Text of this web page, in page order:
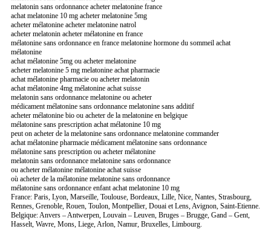
melatonin sans ordonnance acheter melatonine france
achat melatonine 10 mg acheter melatonine 5mg
acheter mélatonine acheter melatonine natrol
acheter melatonin acheter mélatonine en france
mélatonine sans ordonnance en france melatonine hormone du sommeil achat
mélatonine
achat mélatonine 5mg ou acheter melatonine
acheter melatonine 5 mg melatonine achat pharmacie
achat mélatonine pharmacie ou acheter melatonin
achat mélatonine 4mg mélatonine achat suisse
melatonin sans ordonnance melatonine ou acheter
médicament mélatonine sans ordonnance melatonine sans additif
acheter mélatonine bio ou acheter de la melatonine en belgique
mélatonine sans prescription achat mélatonine 10 mg
peut on acheter de la melatonine sans ordonnance melatonine commander
achat mélatonine pharmacie médicament mélatonine sans ordonnance
mélatonine sans prescription ou acheter mélatonine
melatonin sans ordonnance melatonine sans ordonnance
ou acheter mélatonine mélatonine achat suisse
où acheter de la mélatonine melatonine sans ordonnance
mélatonine sans ordonnance enfant achat melatonine 10 mg
France: Paris, Lyon, Marseille, Toulouse, Bordeaux, Lille, Nice, Nantes, Strasbourg,
Rennes, Grenoble, Rouen, Toulon, Montpellier, Douai et Lens, Avignon, Saint-Etienne.
Belgique: Anvers – Antwerpen, Louvain – Leuven, Bruges – Brugge, Gand – Gent,
Hasselt, Wavre, Mons, Liege, Arlon, Namur, Bruxelles, Limbourg.